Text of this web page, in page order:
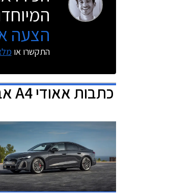
הצעה
התקשרו או
כתבותאאודי A4 אבאנט